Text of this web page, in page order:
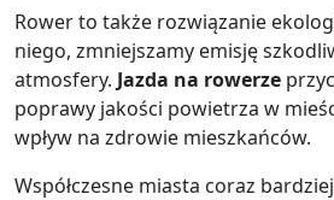
Rower to także rozwiązanie
niego, zmniejszamy emisję
atmosfery. Jazda na rowerze
poprawy jakości powietrza w
wpływ na zdrowie mieszkańców.
Współczesne miasta coraz